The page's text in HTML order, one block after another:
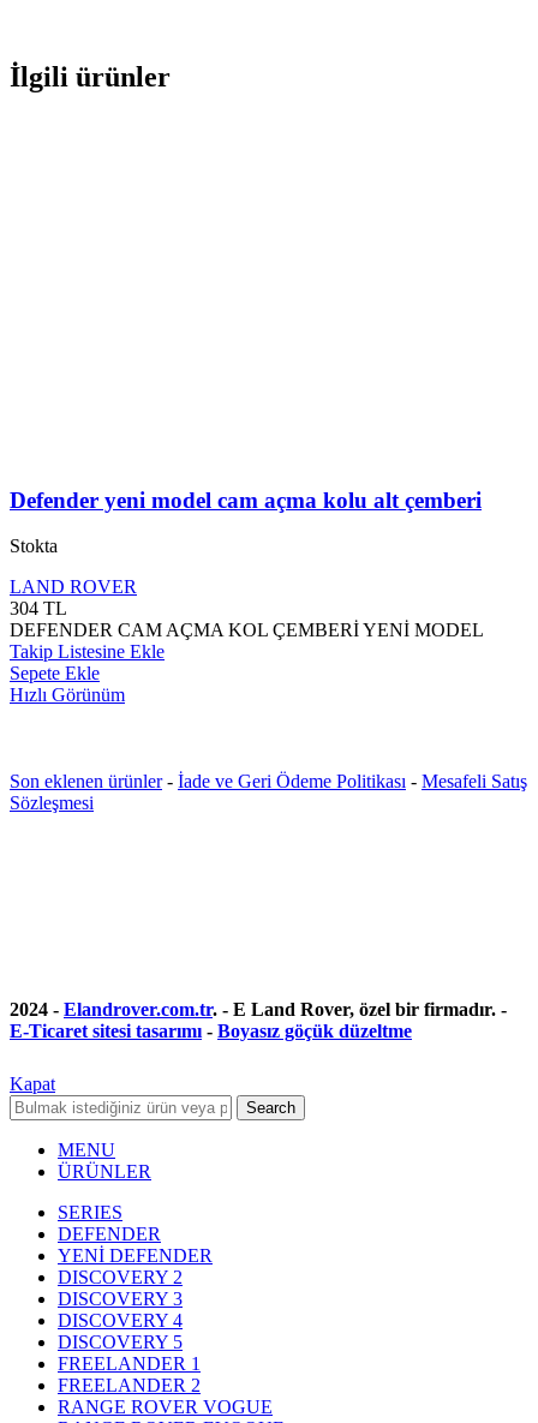
İlgili ürünler
Defender yeni model cam açma kolu alt çemberi
Stokta
LAND ROVER
304 TL
DEFENDER CAM AÇMA KOL ÇEMBERİ YENİ MODEL
Takip Listesine Ekle
Sepete Ekle
Hızlı Görünüm
Son eklenen ürünler- İade ve Geri Ödeme Politikası - Mesafeli Satış
Sözleşmesi
2024 - Elandrover.com.tr. - E Land Rover, özel bir firmadır. -
E-Ticaret sitesi tasarımı- Boyasız göçük düzeltme
Kapat
Search
MENU
ÜRÜNLER
SERIES
DEFENDER
YENİ DEFENDER
DISCOVERY 2
DISCOVERY 3
DISCOVERY 4
DISCOVERY 5
FREELANDER 1
FREELANDER 2
RANGE ROVER VOGUE